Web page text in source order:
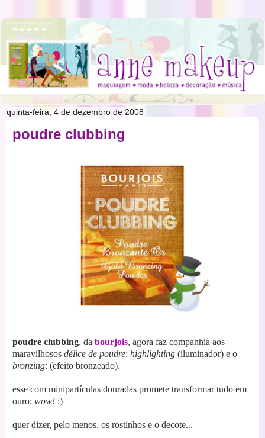
quinta-feira, 4 de dezembro de 2008
poudre clubbing
poudre clubbing, da bourjois, agora faz companhia aos
maravilhosos délice de poudre: highlighting (iluminador) e o
bronzing: (efeito bronzeado).
esse com minipartículas douradas promete transformar tudo em
ouro; wow! :)
quer dizer, pelo menos, os rostinhos e o decote...